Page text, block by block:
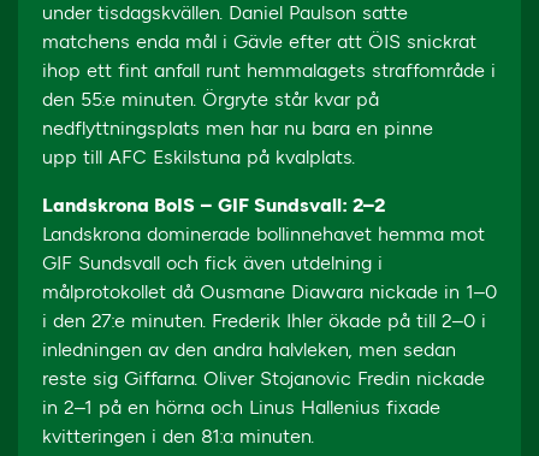
under tisdagskvällen. Daniel Paulson satte
matchens enda mål i Gävle efter att ÖIS snickrat
ihop ett fint anfall runt hemmalagets straffområde i
den 55:e minuten. Örgryte står kvar på
nedflyttningsplats men har nu bara en pinne
upp till AFC Eskilstuna på kvalplats.
Landskrona BoIS – GIF Sundsvall: 2–2
Landskrona dominerade bollinnehavet hemma mot
GIF Sundsvall och fick även utdelning i
målprotokollet då Ousmane Diawara nickade in 1–0
i den 27:e minuten. Frederik Ihler ökade på till 2–0 i
inledningen av den andra halvleken, men sedan
reste sig Giffarna. Oliver Stojanovic Fredin nickade
in 2–1 på en hörna och Linus Hallenius fixade
kvitteringen i den 81:a minuten.